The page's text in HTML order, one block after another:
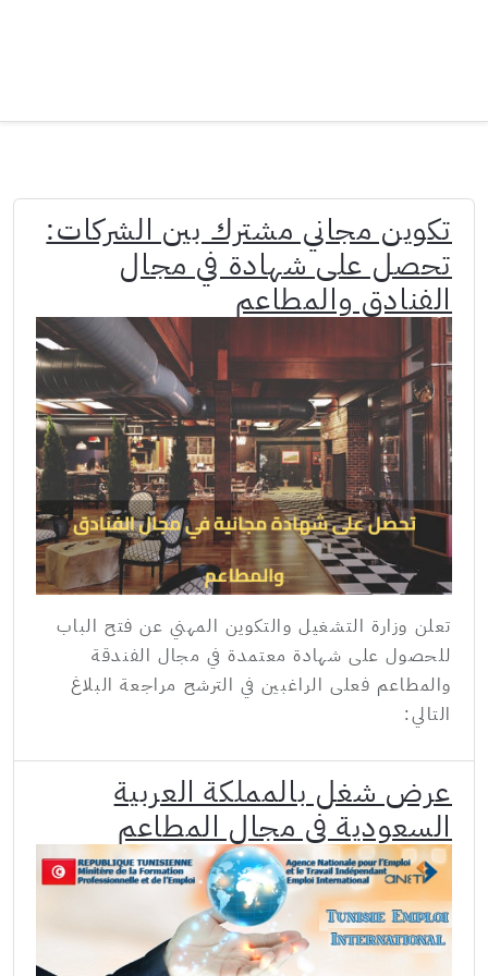
تكوين مجاني مشترك بين الشركات:
تحصل على شهادة في مجال
الفنادق والمطاعم
تعلن وزارة التشغيل والتكوين المهني عن فتح الباب
للحصول على شهادة معتمدة في مجال الفندقة
والمطاعم فعلى الراغبين في الترشح مراجعة البلاغ
التالي:
عرض شغل بالمملكة العربية
السعودية في مجال المطاعم